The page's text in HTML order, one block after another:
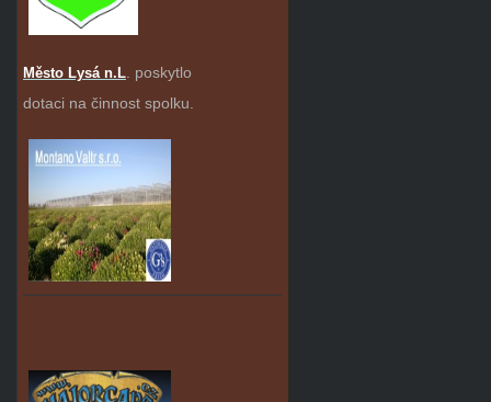
Město Lysá n.L. poskytlo
dotaci na činnost spolku.